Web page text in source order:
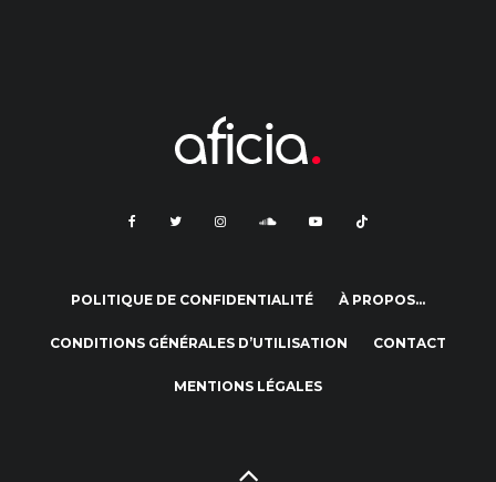
POLITIQUE DE CONFIDENTIALITÉ À PROPOS…
CONDITIONS GÉNÉRALES D’UTILISATION CONTACT
MENTIONS LÉGALES